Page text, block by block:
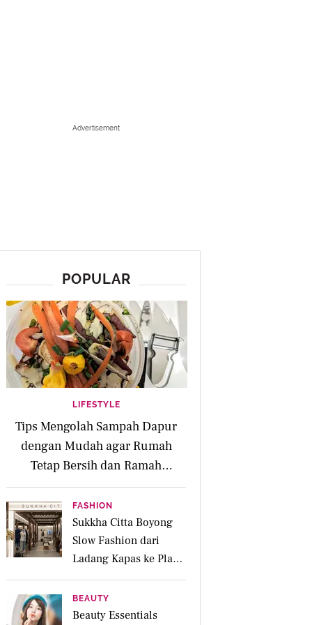
Advertisement
POPULAR
LIFESTYLE
Tips Mengolah Sampah Dapur
dengan Mudah agar Rumah
Tetap Bersih dan Ramah
Lingkungan
FASHION
Sukkha Citta Boyong
Slow Fashion dari
Ladang Kapas ke Plaza
Indonesia
BEAUTY
Beauty Essentials